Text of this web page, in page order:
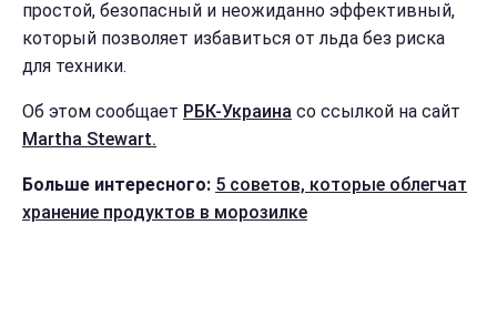
простой, безопасный и неожиданно эффективный,
который позволяет избавиться от льда без риска
для техники.
Об этом сообщает РБК-Украина со ссылкой на сайт
Martha Stewart.
Больше интересного: 5 советов, которые облегчат
хранение продуктов в морозилке